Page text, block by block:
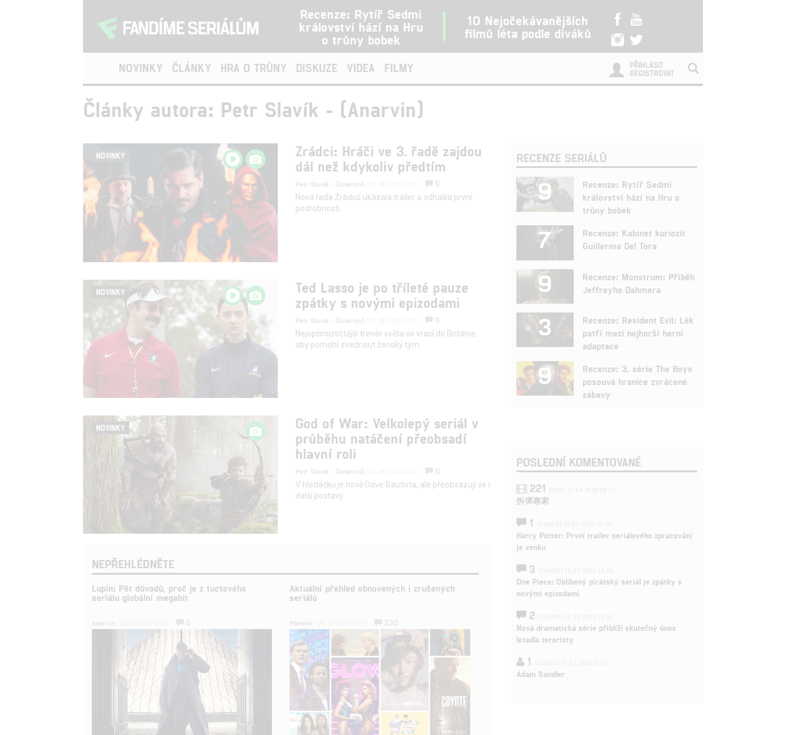
Recenze: Rytíř Sedmi
království hází na Hru
o trůny bobek
10 Nejočekávanějších
filmů léta podle diváků
NOVINKY ČLÁNKY HRA O TRŮNY DISKUZE VIDEA FILMY
PŘIHLÁSIT
REGISTROVAT
Články autora: Petr Slavík - (Anarvin)
NOVINKY
Zrádci: Hráči ve 3. řadě zajdou
dál než kdykoliv předtím
Petr Slavík - (Anarvin)
0
Nová řada Zrádců ukázala trailer a odhalila první
podrobnosti.
NOVINKY
Ted Lasso je po tříleté pauze
zpátky s novými epizodami
Petr Slavík - (Anarvin)
0
Nejoptimističtější trenér světa se vrací do Británie,
aby pomohl zvednout ženský tým.
NOVINKY
God of War: Velkolepý seriál v
průběhu natáčení přeobsadí
hlavní roli
Petr Slavík - (Anarvin)
0
V hledáčku je nově Dave Bautista, ale přeobsazují se i
další postavy.
NEPŘEHLÉDNĚTE
Lupin: Pět důvodů, proč je z tuctového
seriálu globální megahit
Aktuální přehled obnovených i zrušených
seriálů
RECENZE SERIÁLŮ
9
Recenze: Rytíř Sedmi
království hází na Hru o
trůny bobek
7
Recenze: Kabinet kuriozit
Guillerma Del Tora
9
Recenze: Monstrum: Příběh
Jeffreyho Dahmera
3
Recenze: Resident Evil: Lék
patří mezi nejhorší herní
adaptace
9
Recenze: 3. série The Boys
posouvá hranice zvrácené
zábavy
POSLEDNÍ KOMENTOVANÉ
221
拆彈專家
1
Harry Potter: První trailer seriálového zpracování
je venku
3
One Piece: Oblíbený pirátský seriál je zpátky s
novými epizodami
2
Nová dramatická série přiblíží skutečný únos
letadla teroristy
1
Adam Sandler